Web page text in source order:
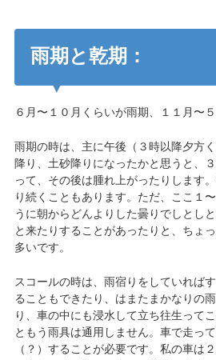
雨期と乾期：
６月〜１０月くらいが雨期、１１月〜
雨期の時は、主に午後（３時以降夕方
降り、土砂降りになったかと思うと、
って、その後は腫れ上がったりします
り続くこともあります。ただ、ここ１
うに朝からどんよりした曇りでしとし
と来たりすることがあったりと、ちょ
多いです。
スコールの時は、雨宿りをしていれば
ることもできたり、はまたまかなりの
り、車の中にも浸水して立ち往生って
ともう雨具は通用しません。車で走っ
（？）することが必要です。私の車は